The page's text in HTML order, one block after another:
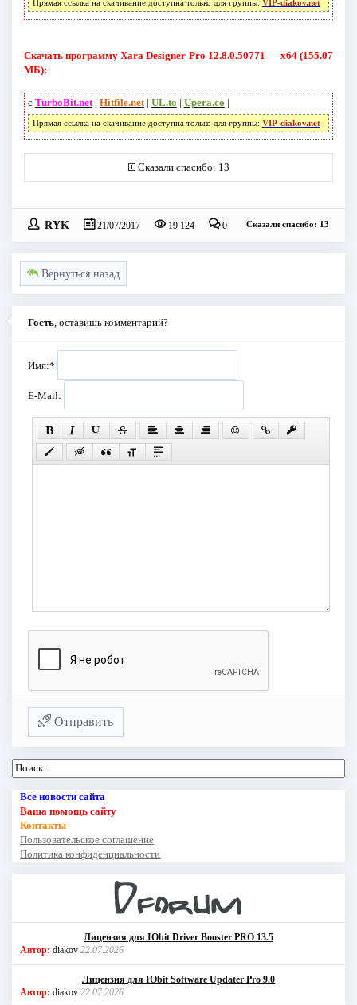
Прямая ссылка на скачивание доступна только для группы: VIP-diakov.net
Скачать программу Xara Designer Pro 12.8.0.50771 — x64 (155.07
МБ):
с TurboBit.net| Hitfile.net| UL.to | Upera.co |
Прямая ссылка на скачивание доступна только для группы: VIP-diakov.net
Сказали спасибо: 13
RYK 21/07/2017 19 124 0 Сказали спасибо: 13
Вернуться назад
Гость, оставишь комментарий?
Имя:*
E-Mail:
Отправить
Все новости сайта
Ваша помощь сайту
Контакты
Пользовательское соглашение
Политика конфиденциальности
Лицензия для IObit Driver Booster PRO 13.5
Автор: diakov 22.07.2026
Лицензия для IObit Software Updater Pro 9.0
Автор: diakov 22.07.2026